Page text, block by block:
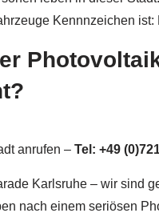
Kennnzeichen ist:
anrufen – Tel: +49
Karlsruhe – wir sind
nach einem seriösen